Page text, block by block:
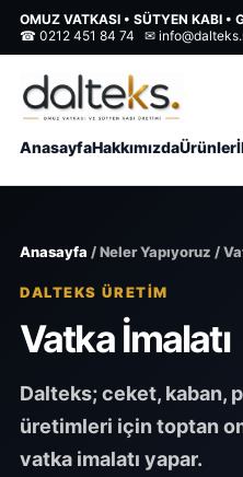
OMUZ VATKASI • SÜTYEN KABI •
☎ 0212 451 84 74 ✉
AnasayfaHakkımızdaÜrünler
Anasayfa / Neler Yapıyoruz /
DALTEKS ÜRETİM
Vatka İmalatı
Dalteks; ceket, kaban,
üretimleri için toptan
vatka imalatı yapar.